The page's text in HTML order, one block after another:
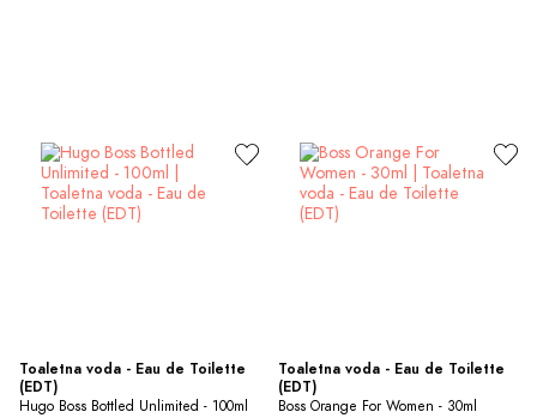
Toaletna voda - Eau de Toilette
(EDT)
Hugo Boss Bottled Unlimited - 100ml
Toaletna voda - Eau de Toilette
(EDT)
Boss Orange For Women - 30ml